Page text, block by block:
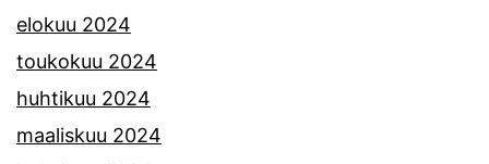
elokuu 2024
toukokuu 2024
huhtikuu 2024
maaliskuu 2024